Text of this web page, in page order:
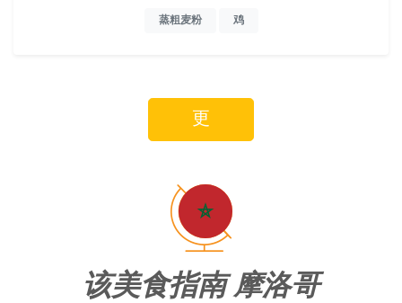
蒸粗麦粉 鸡
更
该美食指南 摩洛哥